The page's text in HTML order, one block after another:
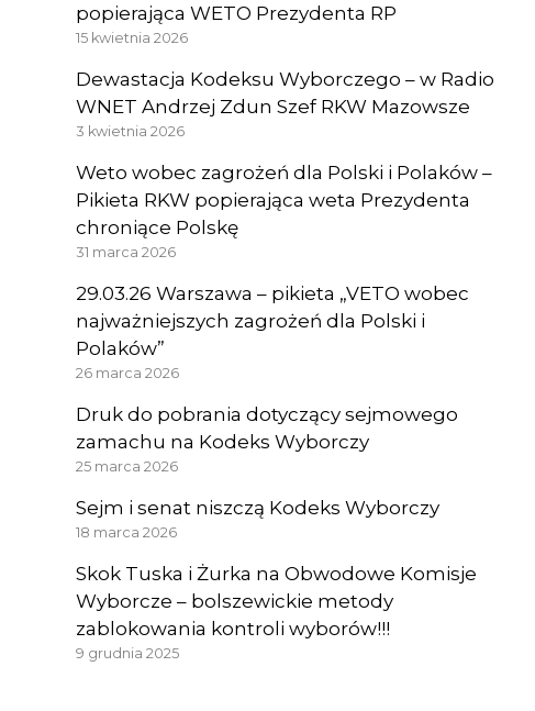
popierająca WETO Prezydenta RP
15 kwietnia 2026
Dewastacja Kodeksu Wyborczego – w Radio
WNET Andrzej Zdun Szef RKW Mazowsze
3 kwietnia 2026
Weto wobec zagrożeń dla Polski i Polaków –
Pikieta RKW popierająca weta Prezydenta
chroniące Polskę
31 marca 2026
29.03.26 Warszawa – pikieta „VETO wobec
najważniejszych zagrożeń dla Polski i
Polaków”
26 marca 2026
Druk do pobrania dotyczący sejmowego
zamachu na Kodeks Wyborczy
25 marca 2026
Sejm i senat niszczą Kodeks Wyborczy
18 marca 2026
Skok Tuska i Żurka na Obwodowe Komisje
Wyborcze – bolszewickie metody
zablokowania kontroli wyborów!!!
9 grudnia 2025